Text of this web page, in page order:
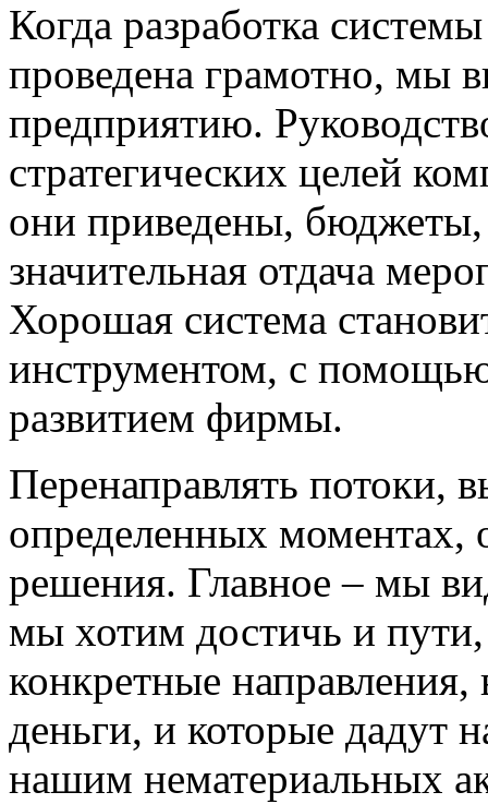
Когда разработка
проведена грамотно, мы
предприятию.
стратегических целей
они приведены,
значительная отдача
Хорошая система
инструментом, с
развитием фирмы.
Перенаправлять потоки,
определенных моментах,
решения. Главное – мы
мы хотим достичь и пути,
конкретные
деньги, и которые дадут
нашим нематериальных